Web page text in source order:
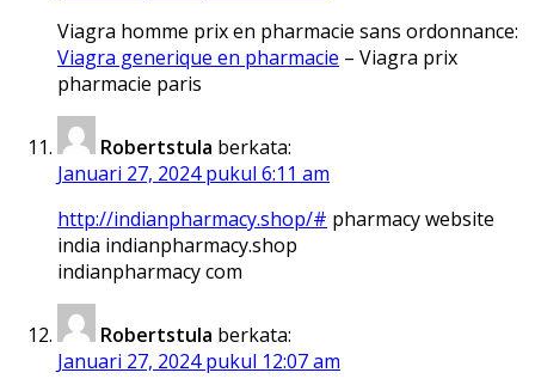
Viagra homme prix en pharmacie sans ordonnance:
Viagra generique en pharmacie – Viagra prix
pharmacie paris
Robertstula berkata:
Januari 27, 2024 pukul 6:11 am
http://indianpharmacy.shop/# pharmacy website
india indianpharmacy.shop
indianpharmacy com
Robertstula berkata:
Januari 27, 2024 pukul 12:07 am